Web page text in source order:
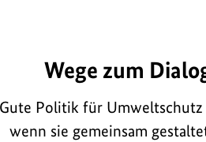
Wege zum
Gute Politik für Umweltschutz
wenn sie gemeinsam